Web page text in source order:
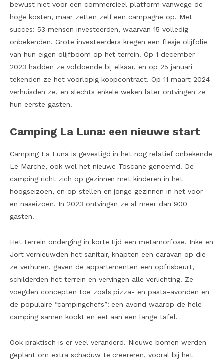
bewust niet voor een commercieel platform vanwege de
hoge kosten, maar zetten zelf een campagne op. Met
succes: 53 mensen investeerden, waarvan 15 volledig
onbekenden. Grote investeerders kregen een flesje olijfolie
van hun eigen olijfboom op het terrein. Op 1 december
2023 hadden ze voldoende bij elkaar, en op 25 januari
tekenden ze het voorlopig koopcontract. Op 11 maart 2024
verhuisden ze, en slechts enkele weken later ontvingen ze
hun eerste gasten.
Camping La Luna: een nieuwe start
Camping La Luna is gevestigd in het nog relatief onbekende
Le Marche, ook wel het nieuwe Toscane genoemd. De
camping richt zich op gezinnen met kinderen in het
hoogseizoen, en op stellen en jonge gezinnen in het voor-
en naseizoen. In 2023 ontvingen ze al meer dan 900
gasten.
Het terrein onderging in korte tijd een metamorfose. Inke en
Jort vernieuwden het sanitair, knapten een caravan op die
ze verhuren, gaven de appartementen een opfrisbeurt,
schilderden het terrein en vervingen alle verlichting. Ze
voegden concepten toe zoals pizza- en pasta-avonden en
de populaire “campingchefs”: een avond waarop de hele
camping samen kookt en eet aan een lange tafel.
Ook praktisch is er veel veranderd. Nieuwe bomen werden
geplant om extra schaduw te creëreren, vooral bij het